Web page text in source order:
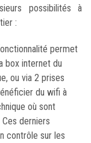
possibilités à
:
permet
box internet du
ou via 2 prises
du wifi à
où sont
derniers
contrôle sur les